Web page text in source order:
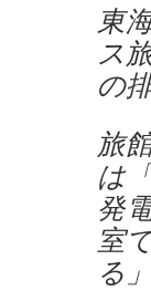
東
ス
の
旅
は
発
室
る